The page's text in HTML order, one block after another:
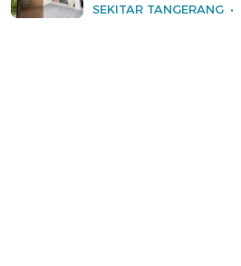
SEKITAR TANGERANG